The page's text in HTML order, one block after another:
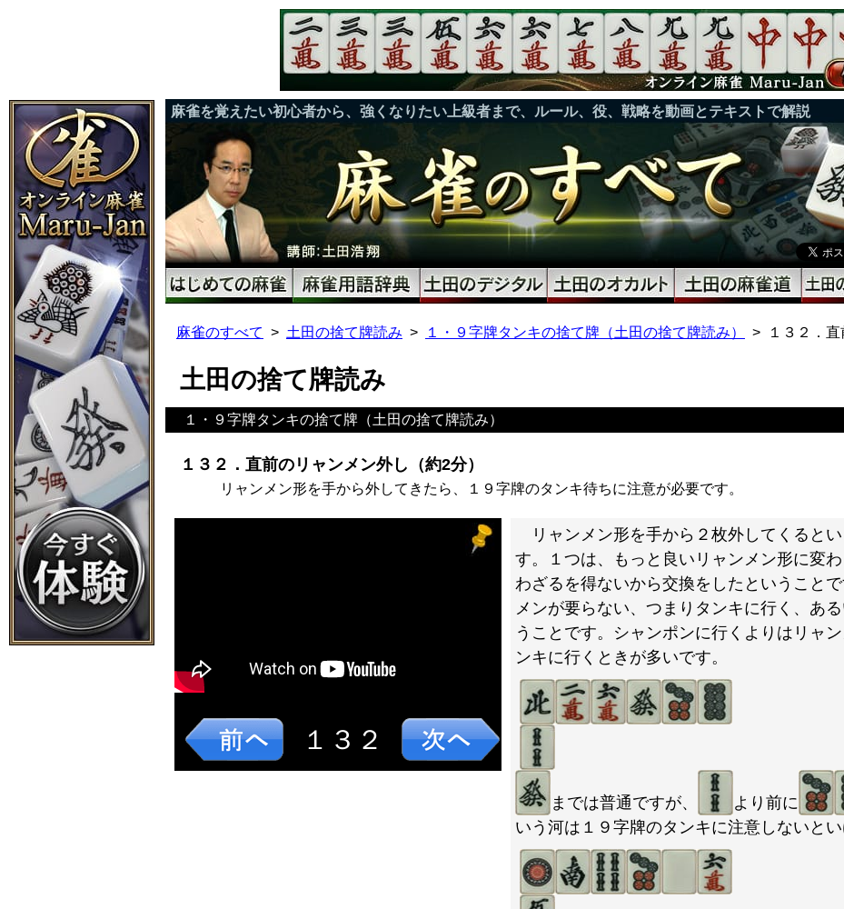
麻雀を覚えたい初心者から、強くなりたい上級者まで、ルール、役、戦略を動画とテキストで解説
麻雀のすべて 土田の捨て牌読み １・９字牌タンキの捨て牌（土田の捨て牌読み） １３２．
土田の捨て牌読み
１・９字牌タンキの捨て牌（土田の捨て牌読み）
１３２．直前のリャンメン外し（約2分）
リャンメン形を手から外してきたら、１９字牌のタンキ待ちに注意が必要です。
１３２
リャンメン形を手から２枚外してくると
す。１つは、もっと良いリャンメン形に変
わざるを得ないから交換をしたということ
メンが要らない、つまりタンキに行く、あ
うことです。シャンポンに行くよりはリャ
ンキに行くときが多いです。
までは普通ですが、 より前に
いう河は１９字牌のタンキに注意しないとい